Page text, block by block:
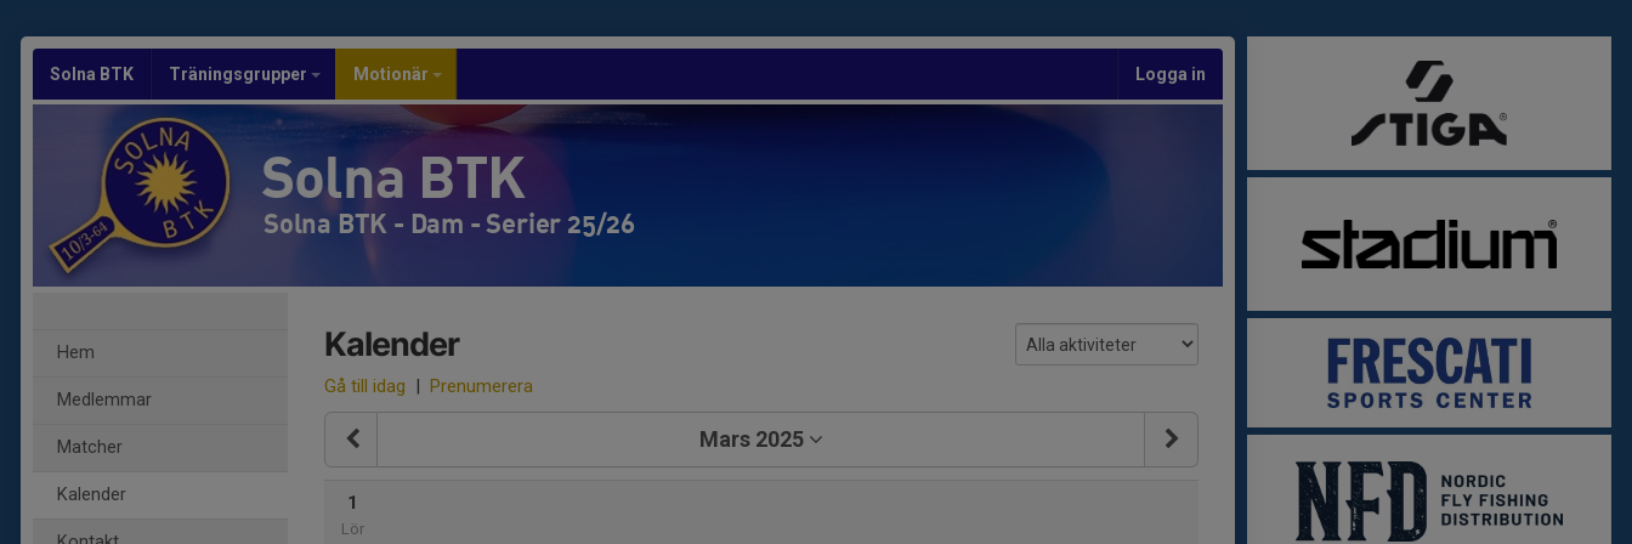
Solna BTK Träningsgrupper Motionär Logga in
Solna BTK
Solna BTK - Dam - Serier 25/26
Hem
Medlemmar
Matcher
Kalender
Kalender
Gå till idag | Prenumerera
Mars 2025
1
Lör